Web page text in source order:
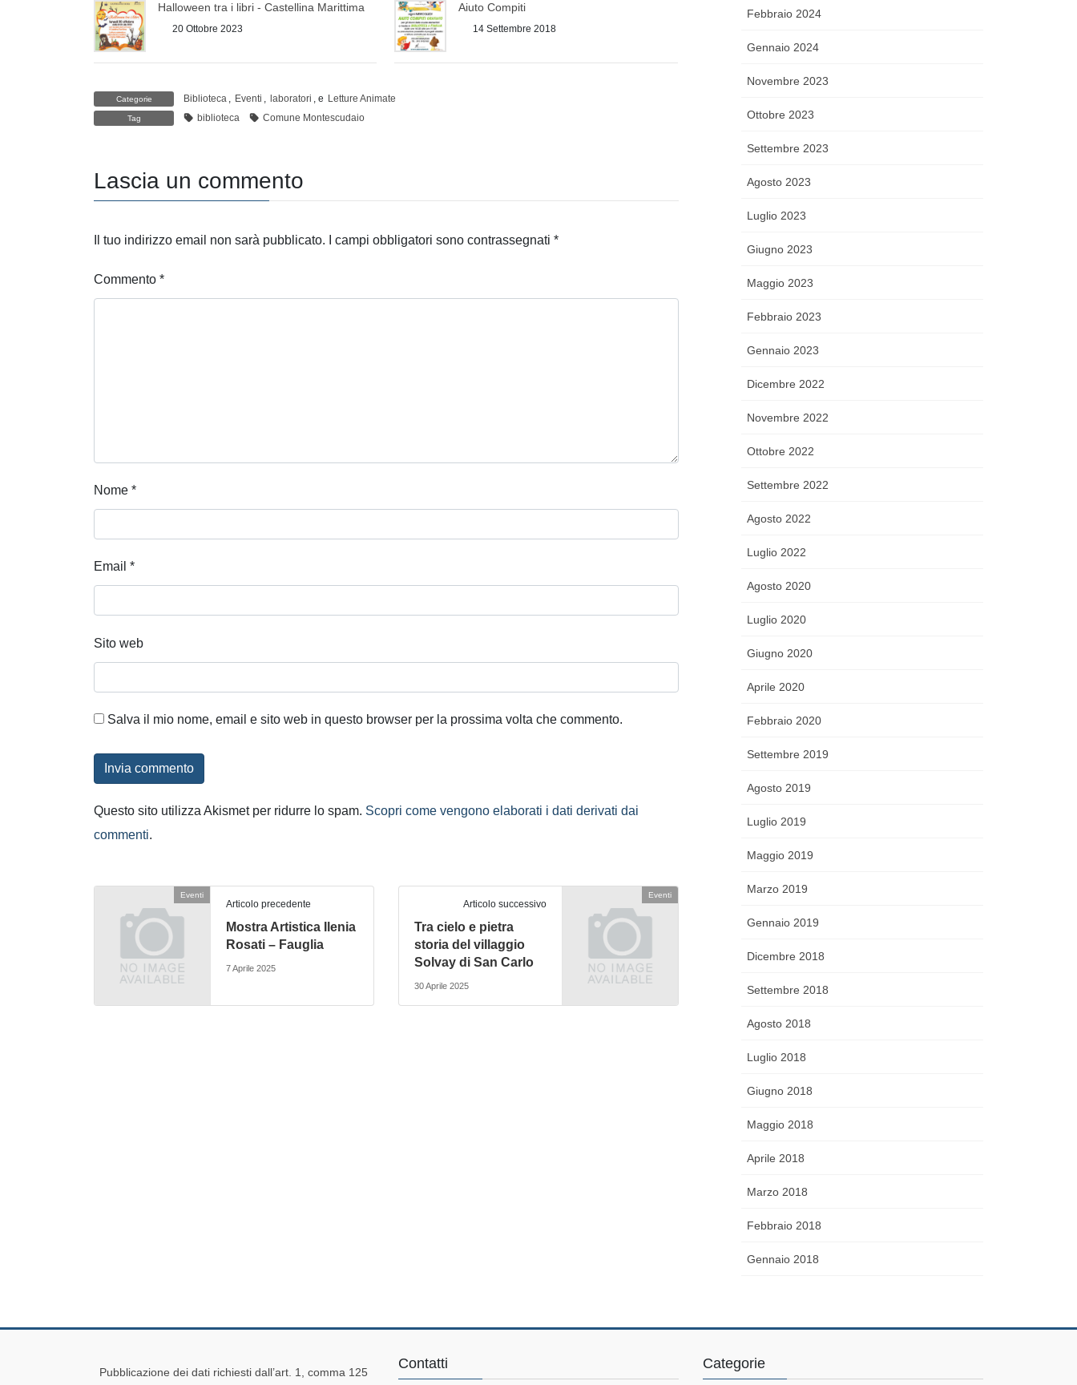
Halloween tra i libri - Castellina Marittima
20 Ottobre 2023
Aiuto Compiti
14 Settembre 2018
Categorie Biblioteca , Eventi , laboratori , e Letture Animate
Tag biblioteca Comune Montescudaio
Lascia un commento
Il tuo indirizzo email non sarà pubblicato. I campi obbligatori sono contrassegnati *
Commento *
Nome *
Email *
Sito web
Salva il mio nome, email e sito web in questo browser per la prossima volta che commento.
Questo sito utilizza Akismet per ridurre lo spam. Scopri come vengono elaborati i dati derivati dai
commenti.
Eventi
Articolo precedente
Mostra Artistica Ilenia
Rosati – Fauglia
7 Aprile 2025
Eventi
Articolo successivo
Tra cielo e pietra
storia del villaggio
Solvay di San Carlo
30 Aprile 2025
Febbraio 2024
Gennaio 2024
Novembre 2023
Ottobre 2023
Settembre 2023
Agosto 2023
Luglio 2023
Giugno 2023
Maggio 2023
Febbraio 2023
Gennaio 2023
Dicembre 2022
Novembre 2022
Ottobre 2022
Settembre 2022
Agosto 2022
Luglio 2022
Agosto 2020
Luglio 2020
Giugno 2020
Aprile 2020
Febbraio 2020
Settembre 2019
Agosto 2019
Luglio 2019
Maggio 2019
Marzo 2019
Gennaio 2019
Dicembre 2018
Settembre 2018
Agosto 2018
Luglio 2018
Giugno 2018
Maggio 2018
Aprile 2018
Marzo 2018
Febbraio 2018
Gennaio 2018
Pubblicazione dei dati richiesti dall’art. 1, comma 125
Contatti Categorie